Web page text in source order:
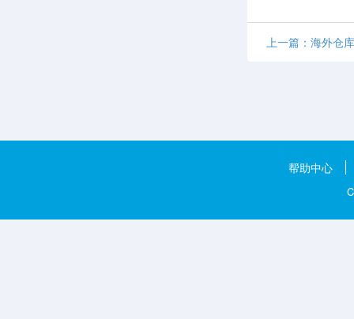
上一篇：海外仓
帮助中心